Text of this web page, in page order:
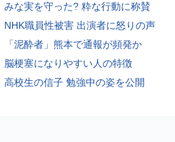
みな実を守った? 粋な行動に称賛
NHK職員性被害 出演者に怒りの声
「泥酔者」熊本で通報が頻発か
脳梗塞になりやすい人の特徴
高校生の信子 勉強中の姿を公開